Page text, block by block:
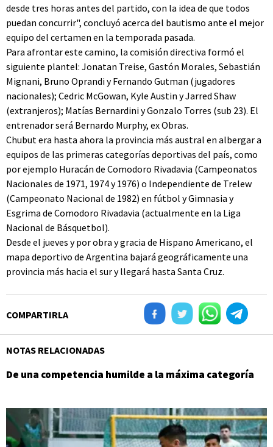
desde tres horas antes del partido, con la idea de que todos
puedan concurrir", concluyó acerca del bautismo ante el mejor
equipo del certamen en la temporada pasada.
Para afrontar este camino, la comisión directiva formó el
siguiente plantel: Jonatan Treise, Gastón Morales, Sebastián
Mignani, Bruno Oprandi y Fernando Gutman (jugadores
nacionales); Cedric McGowan, Kyle Austin y Jarred Shaw
(extranjeros); Matías Bernardini y Gonzalo Torres (sub 23). El
entrenador será Bernardo Murphy, ex Obras.
Chubut era hasta ahora la provincia más austral en albergar a
equipos de las primeras categorías deportivas del país, como
por ejemplo Huracán de Comodoro Rivadavia (Campeonatos
Nacionales de 1971, 1974 y 1976) o Independiente de Trelew
(Campeonato Nacional de 1982) en fútbol y Gimnasia y
Esgrima de Comodoro Rivadavia (actualmente en la Liga
Nacional de Básquetbol).
Desde el jueves y por obra y gracia de Hispano Americano, el
mapa deportivo de Argentina bajará geográficamente una
provincia más hacia el sur y llegará hasta Santa Cruz.
COMPARTIRLA
NOTAS RELACIONADAS
De una competencia humilde a la máxima categoría